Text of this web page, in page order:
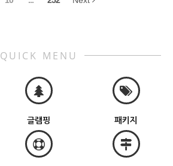
QUICK MENU
글램핑 패키지